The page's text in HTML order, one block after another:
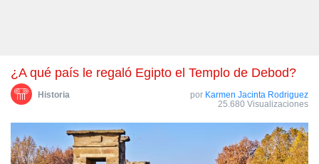
¿A qué país le regaló Egipto el Templo de Debod?
Historia por Karmen Jacinta Rodriguez
25.680 Visualizaciones